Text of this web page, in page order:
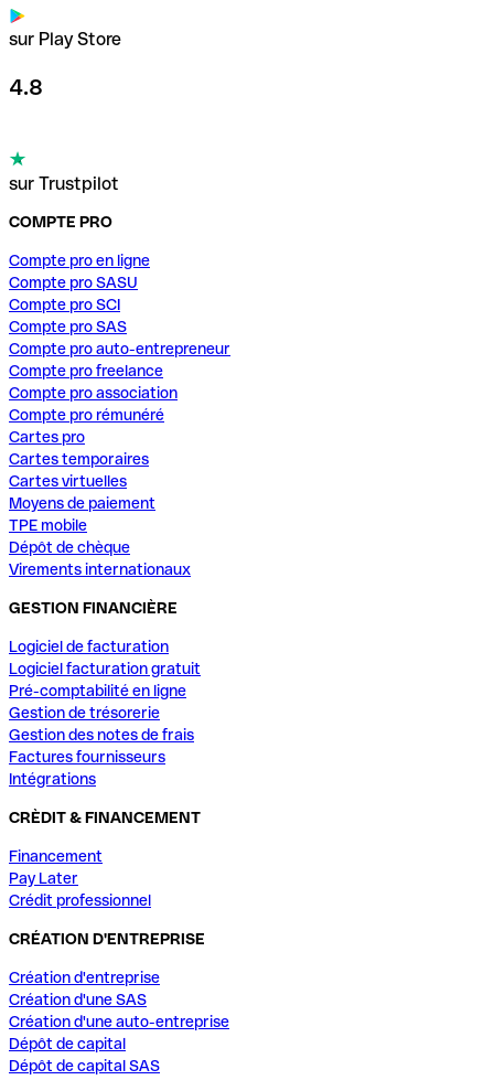
sur Play Store
4.8
sur Trustpilot
COMPTE PRO
Compte pro en ligne
Compte pro SASU
Compte pro SCI
Compte pro SAS
Compte pro auto-entrepreneur
Compte pro freelance
Compte pro association
Compte pro rémunéré
Cartes pro
Cartes temporaires
Cartes virtuelles
Moyens de paiement
TPE mobile
Dépôt de chèque
Virements internationaux
GESTION FINANCIÈRE
Logiciel de facturation
Logiciel facturation gratuit
Pré-comptabilité en ligne
Gestion de trésorerie
Gestion des notes de frais
Factures fournisseurs
Intégrations
CRÈDIT & FINANCEMENT
Financement
Pay Later
Crédit professionnel
CRÉATION D'ENTREPRISE
Création d'entreprise
Création d'une SAS
Création d'une auto-entreprise
Dépôt de capital
Dépôt de capital SAS